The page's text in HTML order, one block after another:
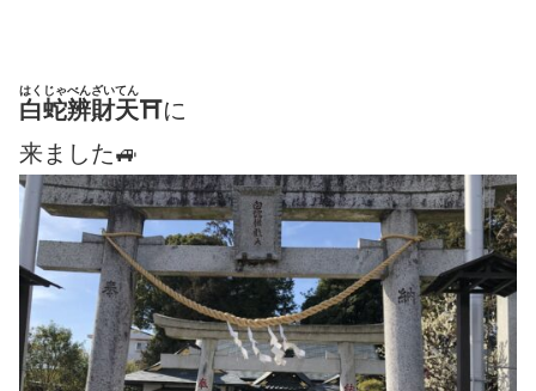
白蛇辨財天
はくじゃべんざいてん
⛩に
来ました🚙